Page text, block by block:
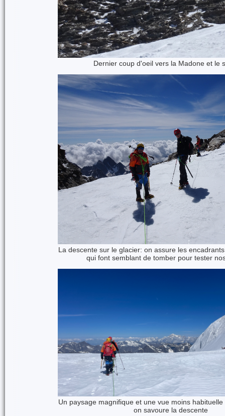
Dernier coup d'oeil vers la Madone et le
La descente sur le glacier: on assure les
qui font semblant de tomber pour tester
Un paysage magnifique et une vue moins
on savoure la descente